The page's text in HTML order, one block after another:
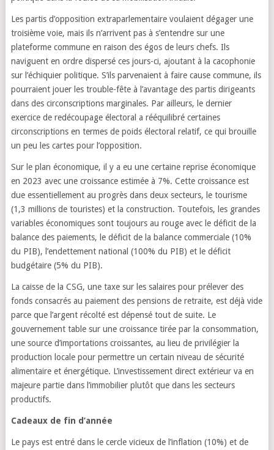
Les partis d’opposition extraparlementaire voulaient dégager une
troisième voie, mais ils n’arrivent pas à s’entendre sur une
plateforme commune en raison des égos de leurs chefs. Ils
naviguent en ordre dispersé ces jours-ci, ajoutant à la cacophonie
sur l’échiquier politique. S’ils parvenaient à faire cause commune, ils
pourraient jouer les trouble-fête à l’avantage des partis dirigeants
dans des circonscriptions marginales. Par ailleurs, le dernier
exercice de redécoupage électoral a rééquilibré certaines
circonscriptions en termes de poids électoral relatif, ce qui brouille
un peu les cartes pour l’opposition.
Sur le plan économique, il y a eu une certaine reprise économique
en 2023 avec une croissance estimée à 7%. Cette croissance est
due essentiellement au progrès dans deux secteurs, le tourisme
(1,3 millions de touristes) et la construction. Toutefois, les grandes
variables économiques sont toujours au rouge avec le déficit de la
balance des paiements, le déficit de la balance commerciale (10%
du PIB), l’endettement national (100% du PIB) et le déficit
budgétaire (5% du PIB).
La caisse de la CSG, une taxe sur les salaires pour prélever des
fonds consacrés au paiement des pensions de retraite, est déjà vide
parce que l’argent récolté est dépensé tout de suite. Le
gouvernement table sur une croissance tirée par la consommation,
une source d’importations croissantes, au lieu de privilégier la
production locale pour permettre un certain niveau de sécurité
alimentaire et énergétique. L’investissement direct extérieur va en
majeure partie dans l’immobilier plutôt que dans les secteurs
productifs.
Cadeaux de fin d’année
Le pays est entré dans le cercle vicieux de l’inflation (10%) et de